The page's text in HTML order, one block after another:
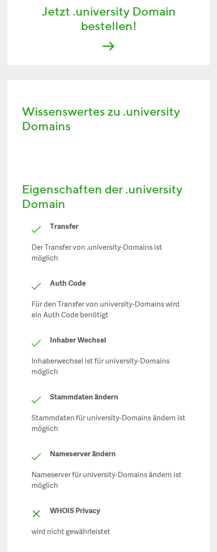
Jetzt .university Domain
bestellen!
Wissenswertes zu .university
Domains
Eigenschaften der .university
Domain
Transfer
Der Transfer von .university-Domains ist
möglich
Auth Code
Für den Transfer von university-Domains wird
ein Auth Code benötigt
Inhaber Wechsel
Inhaberwechsel ist für university-Domains
möglich
Stammdaten ändern
Stammdaten für university-Domains ändern ist
möglich
Nameserver ändern
Nameserver für university-Domains ändern ist
möglich
WHOIS Privacy
wird nicht gewährleistet